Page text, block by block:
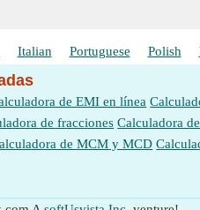
Italian Portuguese Polish
de EMI en línea
de fracciones Calculadora
de MCM y MCD